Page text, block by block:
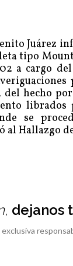
Juárez
tipo
a cargo
hecho
se
Hallazgo
dejanos